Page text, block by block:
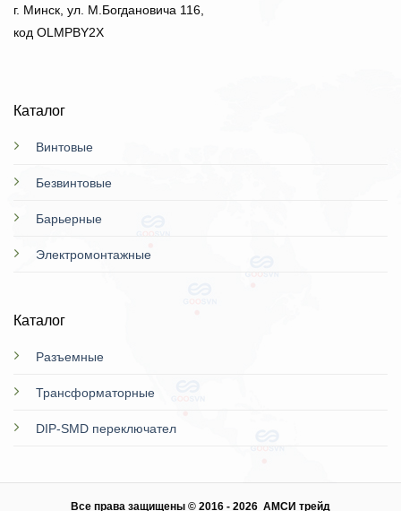
Каталог
Винтовые
Безвинтовые
Барьерные
Электромонтажные
Каталог
Разъемные
Трансформаторные
DIP-SMD переключател
г. Минск, ул. М.Богдановича 116,
код OLMPBY2X
Все права защищены © 2016 - 2026 АМСИ трейд